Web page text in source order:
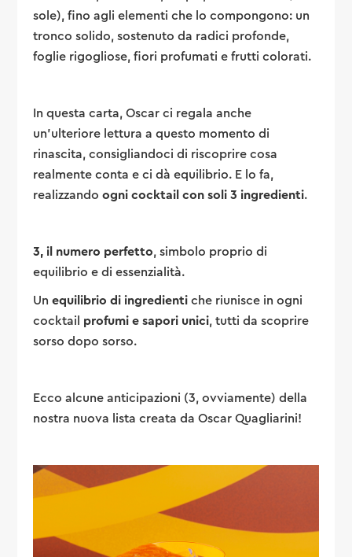
sole), fino agli elementi che lo compongono: un
tronco solido, sostenuto da radici profonde,
foglie rigogliose, fiori profumati e frutti colorati.
In questa carta, Oscar ci regala anche
un’ulteriore lettura a questo momento di
rinascita, consigliandoci di riscoprire cosa
realmente conta e ci dà equilibrio. E lo fa,
realizzandoogni cocktail con soli 3 ingredienti.
3, il numero perfetto, simbolo proprio di
equilibrio e di essenzialità.
Unequilibrio di ingredienti che riunisce in ogni
cocktail profumi e sapori unici, tutti da scoprire
sorso dopo sorso.
Ecco alcune anticipazioni (3, ovviamente) della
nostra nuova lista creata da Oscar Quagliarini!